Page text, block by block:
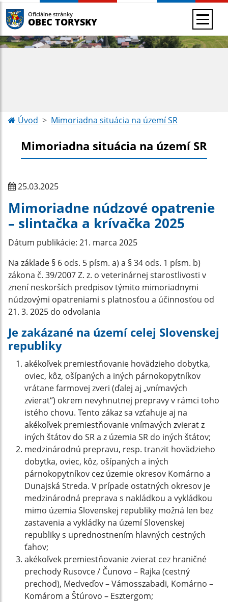
Oficiálne stránky
OBEC TORYSKY
Úvod Mimoriadna situácia na území SR
Mimoriadna situácia na území SR
25.03.2025
Mimoriadne núdzové opatrenie
– slintačka a krívačka 2025
Dátum publikácie: 21. marca 2025
Na základe § 6 ods. 5 písm. a) a § 34 ods. 1 písm. b)
zákona č. 39/2007 Z. z. o veterinárnej starostlivosti v
znení neskorších predpisov týmito mimoriadnymi
núdzovými opatreniami s platnosťou a účinnosťou od
21. 3. 2025 do odvolania
Je zakázané na území celej Slovenskej
republiky
akékoľvek premiestňovanie hovädzieho dobytka,
oviec, kôz, ošípaných a iných párnokopytníkov
vrátane farmovej zveri (ďalej aj „vnímavých
zvierat“) okrem nevyhnutnej prepravy v rámci toho
istého chovu. Tento zákaz sa vzťahuje aj na
akékoľvek premiestňovanie vnímavých zvierat z
iných štátov do SR a z územia SR do iných štátov;
medzinárodnú prepravu, resp. tranzit hovädzieho
dobytka, oviec, kôz, ošípaných a iných
párnokopytníkov cez územie okresov Komárno a
Dunajská Streda. V prípade ostatných okresov je
medzinárodná preprava s nakládkou a vykládkou
mimo územia Slovenskej republiky možná len bez
zastavenia a vykládky na území Slovenskej
republiky s uprednostnením hlavných cestných
ťahov;
akékoľvek premiestňovanie zvierat cez hraničné
prechody Rusovce / Čunovo – Rajka (cestný
prechod), Medveďov – Vámosszabadi, Komárno –
Komárom a Štúrovo – Esztergom;